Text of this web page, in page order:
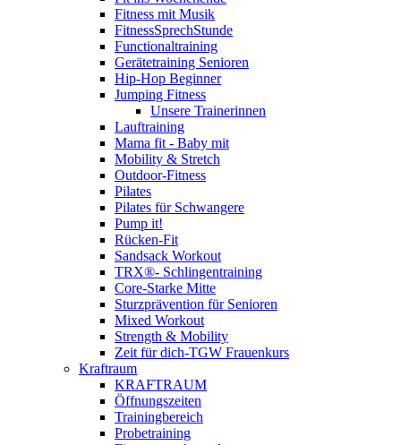
Fitness mit Musik
FitnessSprechStunde
Functionaltraining
Gerätetraining Senioren
Hip-Hop Beginner
Jumping Fitness
Unsere Trainerinnen
Lauftraining
Mama fit - Baby mit
Mobility & Stretch
Outdoor-Fitness
Pilates
Pilates für Schwangere
Pump it!
Rücken-Fit
Sandsack Workout
TRX®- Schlingentraining
Core-Starke Mitte
Sturzprävention für Senioren
Mixed Workout
Strength & Mobility
Zeit für dich-TGW Frauenkurs
Kraftraum
KRAFTRAUM
Öffnungszeiten
Trainingbereich
Probetraining